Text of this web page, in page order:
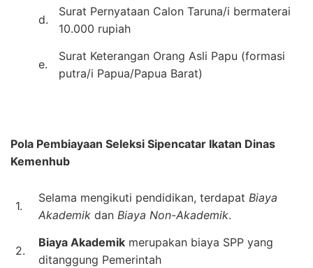
d.
Surat Pernyataan Calon Taruna/i bermaterai
10.000 rupiah
e.
Surat Keterangan Orang Asli Papu (formasi
putra/i Papua/Papua Barat)
Pola Pembiayaan Seleksi Sipencatar Ikatan Dinas
Kemenhub
1.
Selama mengikuti pendidikan, terdapat Biaya
Akademik dan Biaya Non-Akademik.
2.
Biaya Akademik merupakan biaya SPP yang
ditanggung Pemerintah